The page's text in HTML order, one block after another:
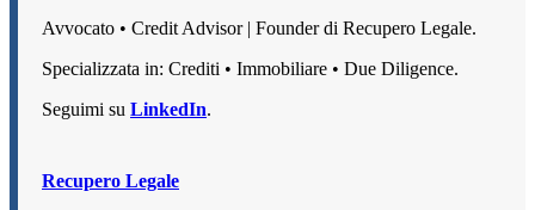
Avvocato • Credit Advisor | Founder di Recupero Legale.
Specializzata in: Crediti • Immobiliare • Due Diligence.
Seguimi su LinkedIn.
Recupero Legale